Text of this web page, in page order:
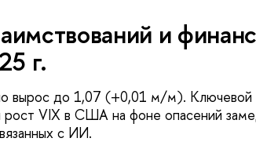
и
г.
вырос до 1,07 (+0,01 м/м). Ключевой
рост VIX в США на фоне опасений
с ИИ.